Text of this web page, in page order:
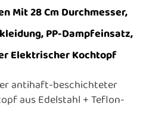
Mit 28 Cm Durchmesser,
PP-Dampfeinsatz,
Elektrischer Kochtopf
antihaft-beschichteter
aus Edelstahl + Teflon-